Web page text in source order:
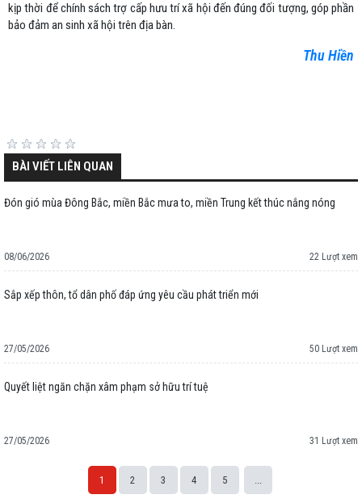
kịp thời để chính sách trợ cấp hưu trí xã hội đến đúng đối tượng, góp phần
bảo đảm an sinh xã hội trên địa bàn.
Thu Hiền
BÀI VIẾT LIÊN QUAN
Đón gió mùa Đông Bắc, miền Bắc mưa to, miền Trung kết thúc nắng nóng
08/06/2026 22 Lượt xem
Sắp xếp thôn, tổ dân phố đáp ứng yêu cầu phát triển mới
27/05/2026 50 Lượt xem
Quyết liệt ngăn chặn xâm phạm sở hữu trí tuệ
27/05/2026 31 Lượt xem
1 2 3 4 5 ...